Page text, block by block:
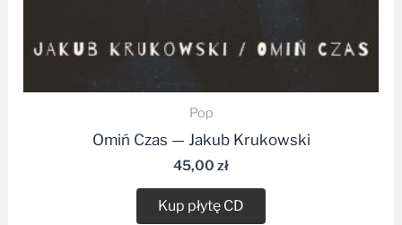
Omiń Czas — Jakub Krukowski
45,00 zł
Kup płytę CD
CD